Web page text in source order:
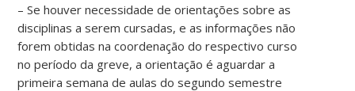
– Se houver necessidade de orientações sobre as
disciplinas a serem cursadas, e as informações não
forem obtidas na coordenação do respectivo curso
no período da greve, a orientação é aguardar a
primeira semana de aulas do segundo semestre